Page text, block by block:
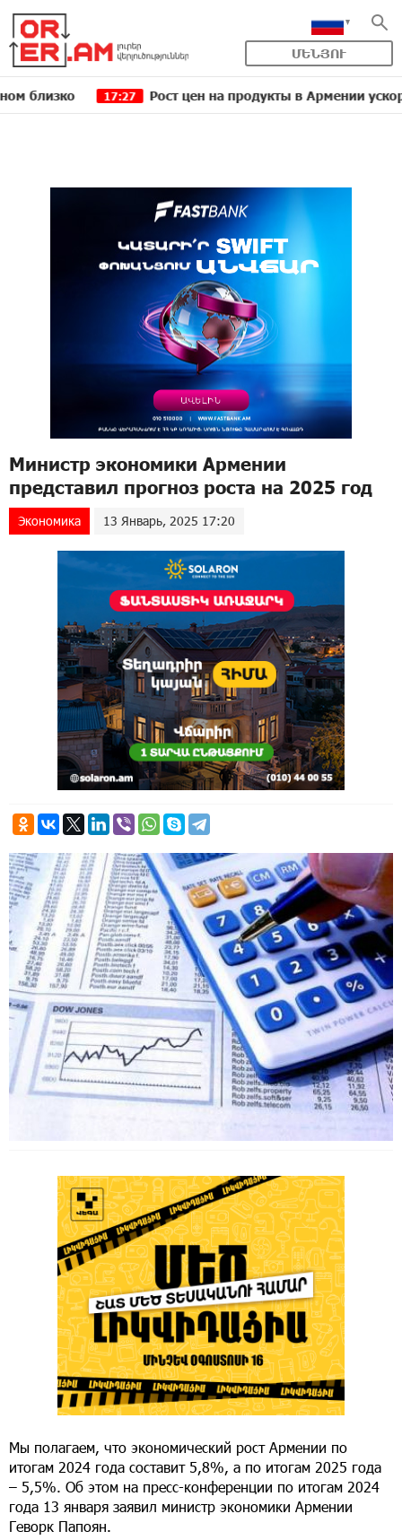
ՄԵՆՅՈՒ
17:27 Рост цен на продукты в Армении ускорился
Министр экономики Армении
представил прогноз роста на 2025 год
Экономика 13 Январь, 2025 17:20
Мы полагаем, что экономический рост Армении по
итогам 2024 года составит 5,8%, а по итогам 2025 года
– 5,5%. Об этом на пресс-конференции по итогам 2024
года 13 января заявил министр экономики Армении
Геворк Папоян.